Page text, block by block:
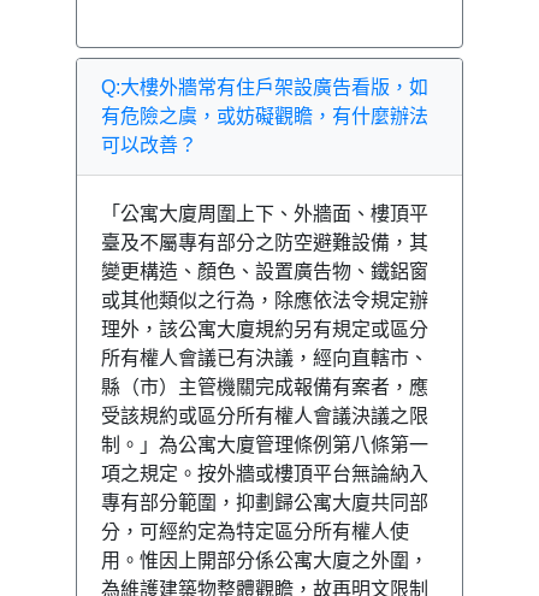
Q:大樓外牆常有住戶架設廣告看版，如
有危險之虞，或妨礙觀瞻，有什麼辦法
可以改善？
「公寓大廈周圍上下、外牆面、樓頂平
臺及不屬專有部分之防空避難設備，其
變更構造、顏色、設置廣告物、鐵鋁窗
或其他類似之行為，除應依法令規定辦
理外，該公寓大廈規約另有規定或區分
所有權人會議已有決議，經向直轄市、
縣（市）主管機關完成報備有案者，應
受該規約或區分所有權人會議決議之限
制。」為公寓大廈管理條例第八條第一
項之規定。按外牆或樓頂平台無論納入
專有部分範圍，抑劃歸公寓大廈共同部
分，可經約定為特定區分所有權人使
用。惟因上開部分係公寓大廈之外圍，
為維護建築物整體觀瞻，故再明文限制